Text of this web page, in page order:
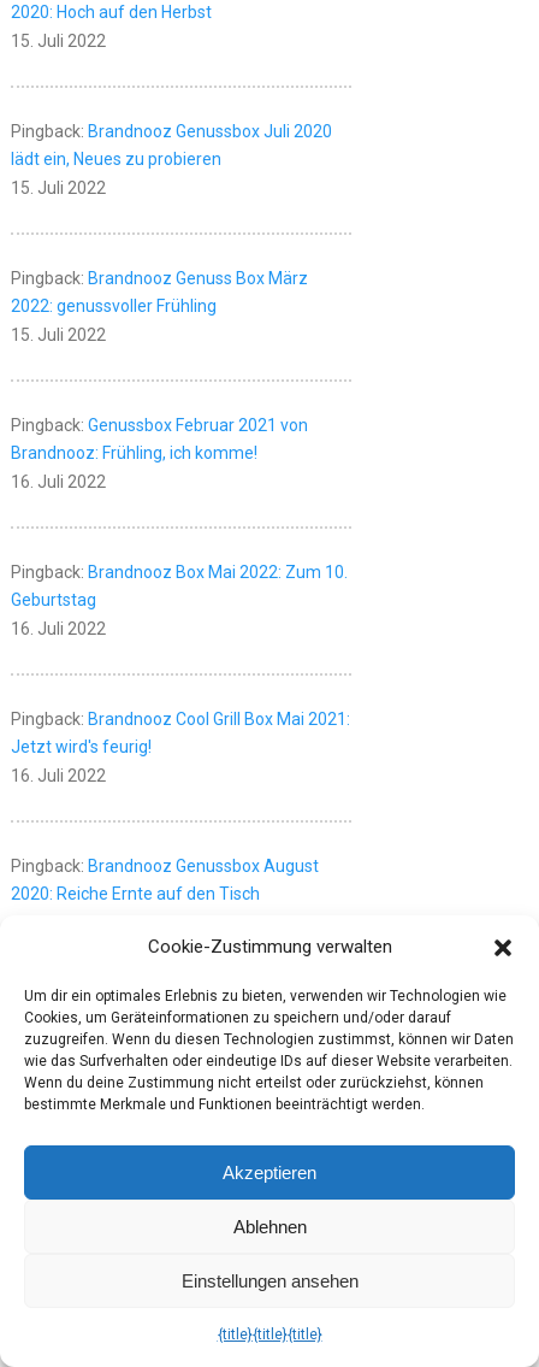
2020: Hoch auf den Herbst
15. Juli 2022
Pingback: Brandnooz Genussbox Juli 2020
lädt ein, Neues zu probieren
15. Juli 2022
Pingback: Brandnooz Genuss Box März
2022: genussvoller Frühling
15. Juli 2022
Pingback: Genussbox Februar 2021 von
Brandnooz: Frühling, ich komme!
16. Juli 2022
Pingback: Brandnooz Box Mai 2022: Zum 10.
Geburtstag
16. Juli 2022
Pingback: Brandnooz Cool Grill Box Mai 2021:
Jetzt wird's feurig!
16. Juli 2022
Pingback: Brandnooz Genussbox August
2020: Reiche Ernte auf den Tisch
Pingback:Brandnooz Classic Box Februar
2021: Ein Hoch auf den Alltag
16. Juli 2022
16. Juli 2022
Cookie-Zustimmung verwalten
Um dir ein optimales Erlebnis zu bieten, verwenden wir Technologien wie
Cookies, um Geräteinformationen zu speichern und/oder darauf
zuzugreifen. Wenn du diesen Technologien zustimmst, können wir Daten
wie das Surfverhalten oder eindeutige IDs auf dieser Website verarbeiten.
Wenn du deine Zustimmung nicht erteilst oder zurückziehst, können
bestimmte Merkmale und Funktionen beeinträchtigt werden.
Akzeptieren
Ablehnen
Einstellungen ansehen
{title}{title}{title}